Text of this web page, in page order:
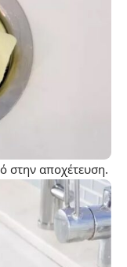
στην αποχέτευση.